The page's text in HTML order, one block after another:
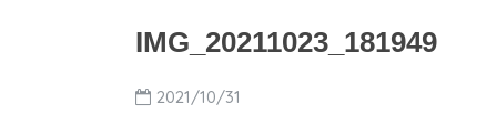
IMG_20211023_181949
2021/10/31